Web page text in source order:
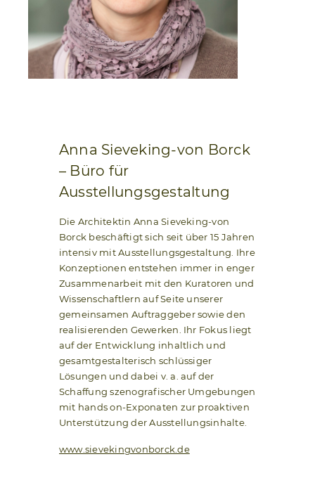
Anna Sieveking-von Borck
– Büro für
Ausstellungsgestaltung
Die Architektin Anna Sieveking-von
Borck beschäftigt sich seit über 15 Jahren
intensiv mit Ausstellungsgestaltung. Ihre
Konzeptionen entstehen immer in enger
Zusammenarbeit mit den Kuratoren und
Wissenschaftlern auf Seite unserer
gemeinsamen Auftraggeber sowie den
realisierenden Gewerken. Ihr Fokus liegt
auf der Entwicklung inhaltlich und
gesamtgestalterisch schlüssiger
Lösungen und dabei v. a. auf der
Schaffung szenografischer Umgebungen
mit hands on-Exponaten zur proaktiven
Unterstützung der Ausstellungsinhalte.
www.sievekingvonborck.de